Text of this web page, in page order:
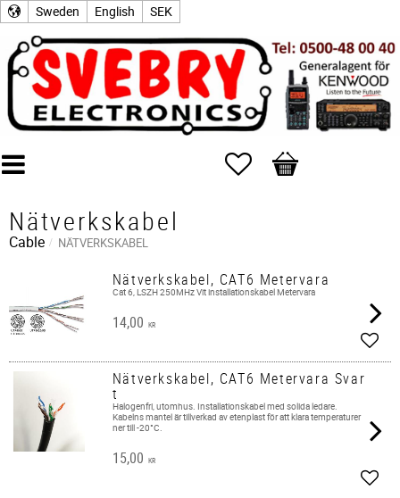
Sweden English SEK
Favorites
Basket
Nätverkskabel
Cable NÄTVERKSKABEL
Nätverkskabel, CAT6 Metervara
Cat 6, LSZH 250MHz Vit installationskabel Metervara
14,00 KR
Add
Nätverkskabel, CAT6 Metervara Svar
t
Halogenfri, utomhus. ​Installationskabel med solida ledare.
Kabelns mantel är tillverkad av etenplast för att klara temperaturer
ner till -20°C.
15,00 KR
Add